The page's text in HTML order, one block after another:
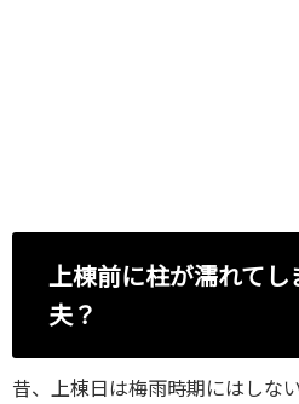
上棟前に柱が濡れてし
夫？
昔、上棟日は梅雨時期にはしな